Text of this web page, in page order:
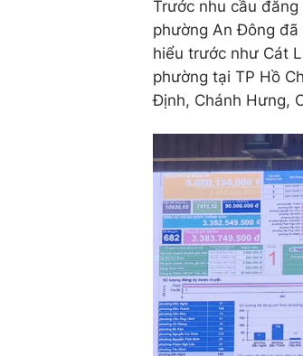
Trước nhu cầu
phường An Đông
hiểu trước như Cát
phường tại TP Hồ
Định, Chánh Hưng,